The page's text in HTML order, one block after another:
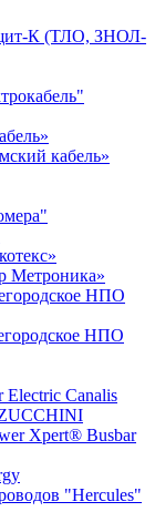
К (ТЛО, ЗНОЛ-
кабель»
Метроника»
НПО
НПО
Electric Canalis
Xpert® Busbar
"Hercules"